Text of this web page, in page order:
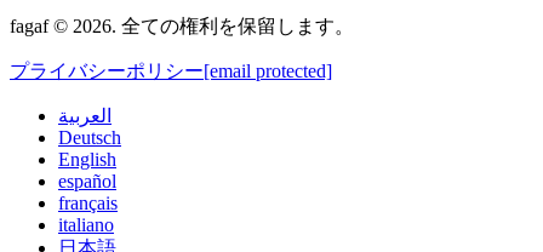
fagaf © 2026. 全ての権利を保留します。
プライバシーポリシー[email protected]
العربية
Deutsch
English
español
français
italiano
日本語